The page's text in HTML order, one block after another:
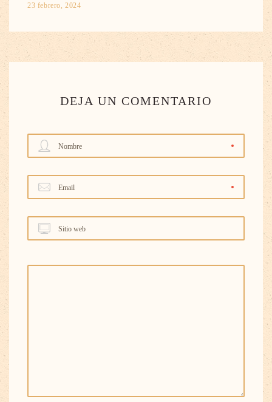
23 febrero, 2024
DEJA UN COMENTARIO
Nombre
Email
Sitio web